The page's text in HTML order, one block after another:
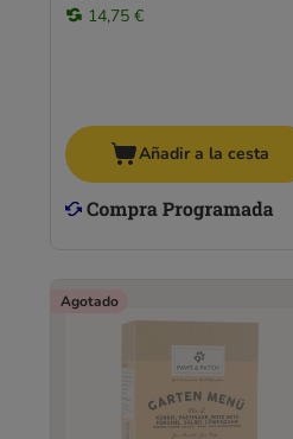
14,75 €
Añadir a la cesta
Agotado